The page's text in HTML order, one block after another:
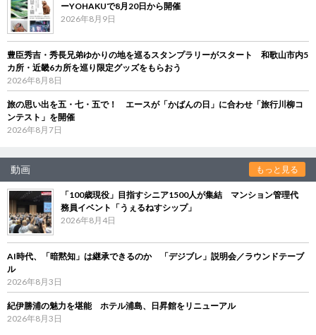
ーYOHAKUで8月20日から開催
2026年8月9日
豊臣秀吉・秀長兄弟ゆかりの地を巡るスタンプラリーがスタート 和歌山市内5
カ所・近畿6カ所を巡り限定グッズをもらおう
2026年8月8日
旅の思い出を五・七・五で！ エースが「かばんの日」に合わせ「旅行川柳コ
ンテスト」を開催
2026年8月7日
動画 もっと見る
「100歳現役」目指すシニア1500人が集結 マンション管理代
務員イベント「うぇるねすシップ」
2026年8月4日
AI時代、「暗黙知」は継承できるのか 「デジブレ」説明会／ラウンドテーブ
ル
2026年8月3日
紀伊勝浦の魅力を堪能 ホテル浦島、日昇館をリニューアル
2026年8月3日